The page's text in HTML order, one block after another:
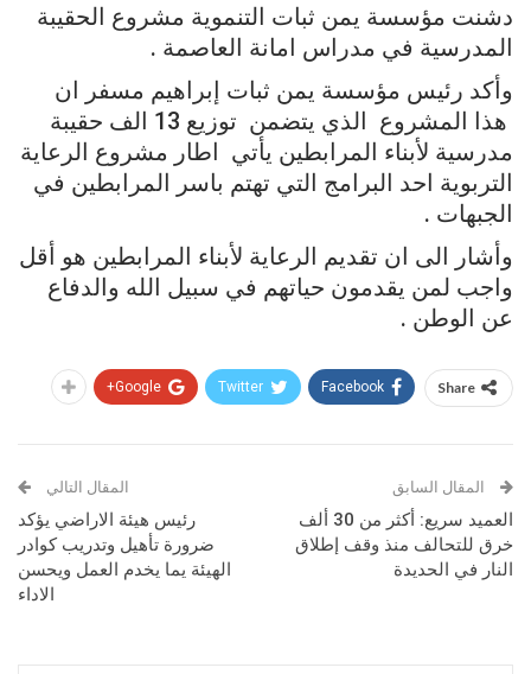
دشنت مؤسسة يمن ثبات التنموية مشروع الحقيبة
المدرسية في مدراس امانة العاصمة .
وأكد رئيس مؤسسة يمن ثبات إبراهيم مسفر ان
هذا المشروع الذي يتضمن توزيع 13 الف حقيبة
مدرسية لأبناء المرابطين يأتي اطار مشروع الرعاية
التربوية احد البرامج التي تهتم باسر المرابطين في
الجبهات .
وأشار الى ان تقديم الرعاية لأبناء المرابطين هو أقل
واجب لمن يقدمون حياتهم في سبيل الله والدفاع
عن الوطن .
Share
Facebook
Twitter
Google+
المقال السابق
العميد سريع: أكثر من 30 ألف
خرق للتحالف منذ وقف إطلاق
النار في الحديدة
المقال التالي
رئيس هيئة الاراضي يؤكد
ضرورة تأهيل وتدريب كوادر
الهيئة يما يخدم العمل ويحسن
الاداء